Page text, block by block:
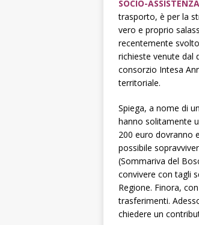
SOCIO-ASSISTENZA
trasporto, è per la
vero e proprio
recentemente
richieste venute dal
consorzio Intesa
territoriale.
Spiega, a nome di
hanno solitamente
200 euro dovranno
possibile
(Sommariva del
convivere con tagli
Regione. Finora,
trasferimenti.
chiedere un